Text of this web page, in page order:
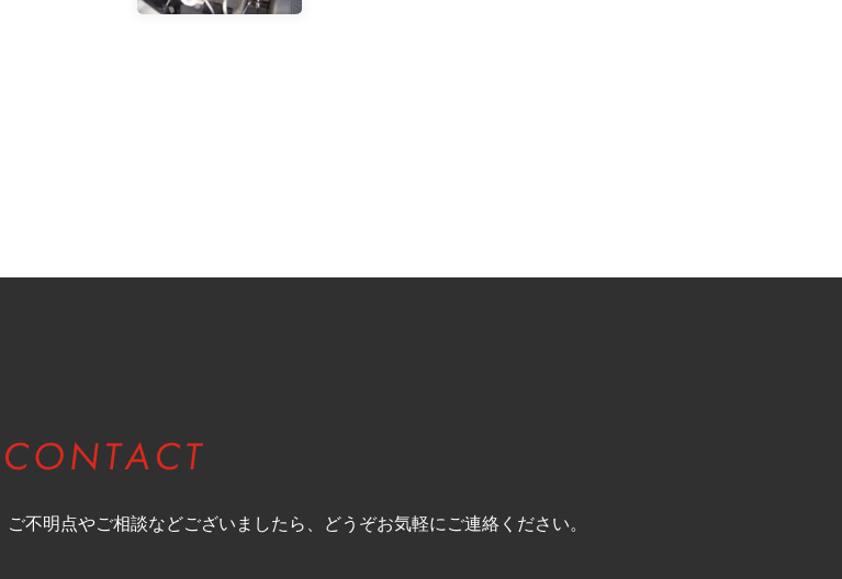
ご不明点やご相談などございましたら、 どうぞお気軽にご連絡ください。